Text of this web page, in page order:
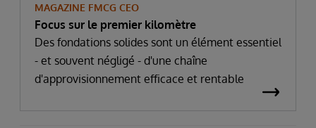
MAGAZINE FMCG CEO
Focus sur le premier kilomètre
Des fondations solides sont un élément essentiel
- et souvent négligé - d'une chaîne
d'approvisionnement efficace et rentable